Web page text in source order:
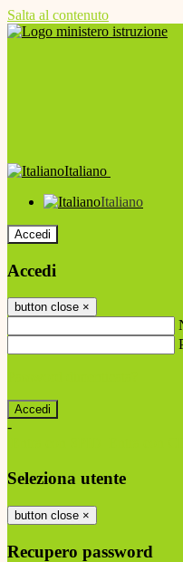
Salta al contenuto
Italiano
Italiano
Accedi
Accedi
button close ×
-
Seleziona utente
button close ×
Recupero password